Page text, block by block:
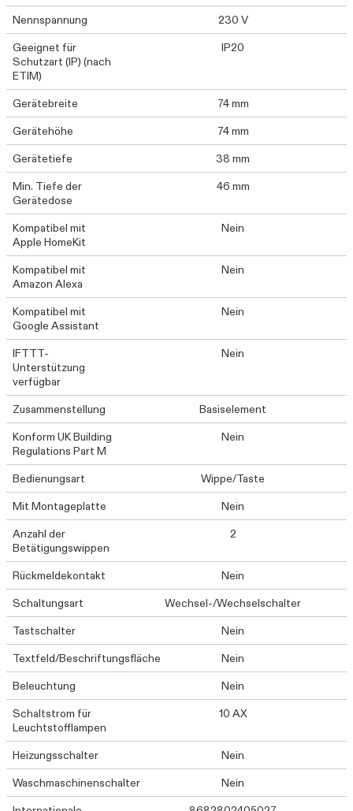
Nennspannung
230 V
Geeignet für
Schutzart (IP) (nach
ETIM)
IP20
Gerätebreite
74 mm
Gerätehöhe
74 mm
Gerätetiefe
38 mm
Min. Tiefe der
Gerätedose
46 mm
Kompatibel mit
Apple HomeKit
Nein
Kompatibel mit
Amazon Alexa
Nein
Kompatibel mit
Google Assistant
Nein
IFTTT-
Unterstützung
verfügbar
Nein
Zusammenstellung
Basiselement
Konform UK Building
Regulations Part M
Nein
Bedienungsart
Wippe/Taste
Mit Montageplatte
Nein
Anzahl der
Betätigungswippen
2
Rückmeldekontakt
Nein
Schaltungsart
Wechsel-/Wechselschalter
Tastschalter
Nein
Textfeld/Beschriftungsfläche
Nein
Beleuchtung
Nein
Schaltstrom für
Leuchtstofflampen
10 AX
Heizungsschalter
Nein
Waschmaschinenschalter
Nein